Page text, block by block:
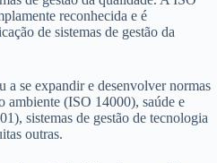
reconhecida e é
de sistemas de gestão da
se expandir e desenvolver normas
ambiente (ISO 14000), saúde e
sistemas de gestão de tecnologia
outras.